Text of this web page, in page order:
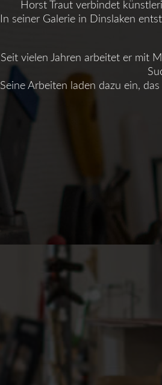
Horst Traut verbindet
In seiner Galerie in Dinslaken
Seit vielen Jahren arbeitet er mit
Seine Arbeiten laden dazu ein,